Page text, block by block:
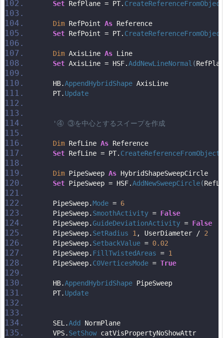
Set RefPlane = PT.
Dim RefPoint As Reference
Set RefPoint = PT.
Dim AxisLine As Line
Set AxisLine = HSF.AddNewLineNormal (
    HB.
AppendHybridShape AxisLine
    PT.
Update
'④ ③を中心とするスイープを作成
Dim RefLine As Reference
Set RefLine = PT. CreateReferenceFromObject
Dim PipeSweep As HybridShapeSweepCircle
Set PipeSweep = HSF.AddNewSweepCircle(
    PipeSweep.
Mode = 6
    PipeSweep.
SmoothActivity = False
    PipeSweep.
GuideDeviationActivity = False
    PipeSweep.
SetRadius 1 , UserDiameter / 2
    PipeSweep.
SetbackValue = 0.02
    PipeSweep.
FillTwistedAreas = 1
    PipeSweep.
C0VerticesMode = True
    HB.
AppendHybridShape PipeSweep
    PT.
Update
    SEL.
Add
NormPlane
    VPS.
SetShow catVisPropertyNoShowAttr